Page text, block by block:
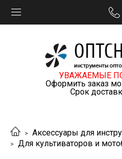
УВАЖАЕМЫЕ
Оформить заказ
Срок
Аксессуары для
Для культиваторов и